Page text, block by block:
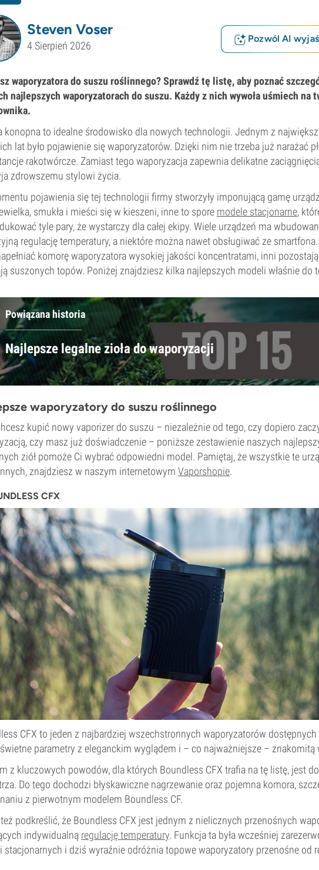
Steven Voser
4 Sierpień 2026
Pozwól AI
waporyzatora do suszu roślinnego? Sprawdź tę listę, aby poznać
najlepszych waporyzatorach do suszu. Każdy z nich wywoła uśmiech na
konopna to idealne środowisko dla nowych technologii. Jednym z
lat było pojawienie się waporyzatorów. Dzięki nim nie trzeba już narażać
rakotwórcze. Zamiast tego waporyzacja zapewnia delikatne
zdrowszemu stylowi życia.
pojawienia się tej technologii firmy stworzyły imponującą gamę
smukła i mieści się w kieszeni, inne to spore modele stacjonarne,
tyle pary, że wystarczy dla całej ekipy. Wiele urządzeń ma
regulację temperatury, a niektóre można nawet obsługiwać ze
komorę waporyzatora wysokiej jakości koncentratami, inni
suszonych topów. Poniżej znajdziesz kilka najlepszych modeli właśnie do
Powiązana historia
Najlepsze legalne zioła do waporyzacji
waporyzatory do suszu roślinnego
kupić nowy vaporizer do suszu – niezależnie od tego, czy dopiero
czy masz już doświadczenie – poniższe zestawienie naszych
ziół pomoże Ci wybrać odpowiedni model. Pamiętaj, że wszystkie te
znajdziesz w naszym internetowym Vaporshopie.
CFX
CFX to jeden z najbardziej wszechstronnych waporyzatorów
parametry z eleganckim wyglądem i – co najważniejsze – znakomitą
z kluczowych powodów, dla których Boundless CFX trafia na tę listę, jest
Do tego dochodzi błyskawiczne nagrzewanie oraz pojemna komora,
z pierwotnym modelem Boundless CF.
podkreślić, że Boundless CFX jest jednym z nielicznych przenośnych
indywidualną regulację temperatury. Funkcja ta była wcześniej
stacjonarnych i dziś wyraźnie odróżnia topowe waporyzatory przenośne od